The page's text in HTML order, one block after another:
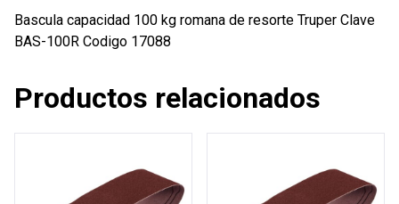
Bascula capacidad 100 kg romana de resorte Truper Clave
BAS-100R Codigo 17088
Productos relacionados